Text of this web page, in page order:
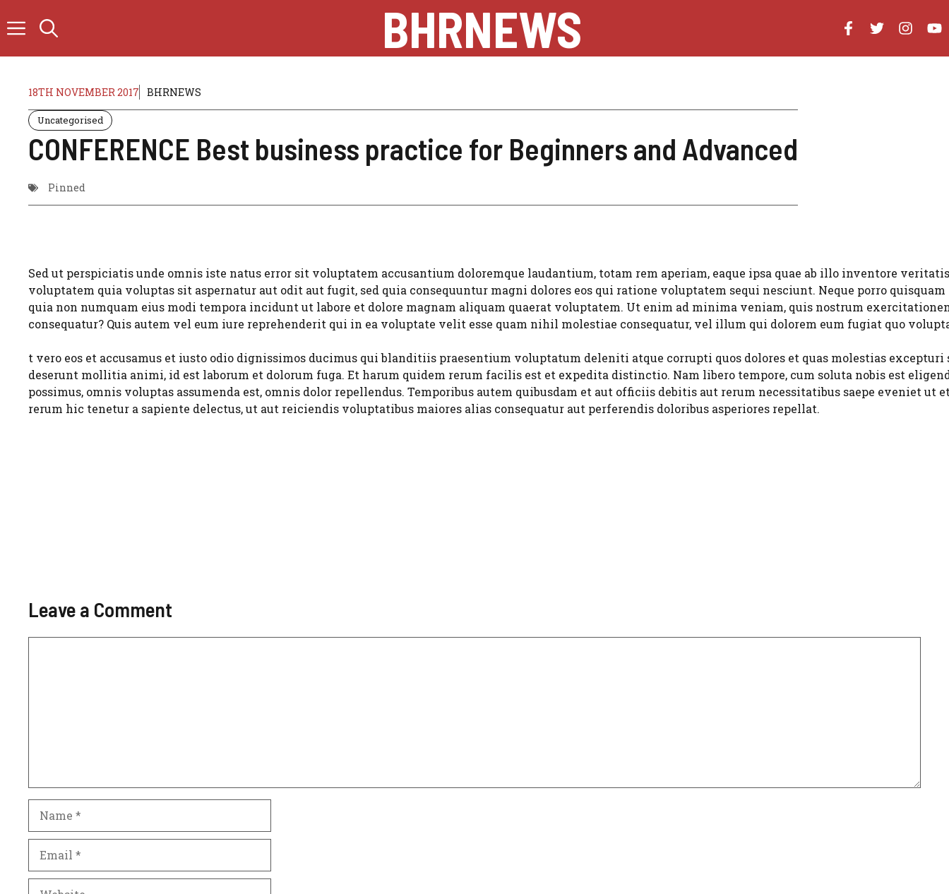
to
BHRNEWS
18TH NOVEMBER 2017 BHRNEWS
Uncategorised
CONFERENCE Best business practice for Beginners and Advanced
Pinned
Sed ut perspiciatis unde omnis iste natus error sit voluptatem accusantium doloremque laudantium, totam rem aperiam, eaque ipsa quae ab illo inventore
voluptatem quia voluptas sit aspernatur aut odit aut fugit, sed quia consequuntur magni dolores eos qui ratione voluptatem sequi nesciunt. Neque porro
quia non numquam eius modi tempora incidunt ut labore et dolore magnam aliquam quaerat voluptatem. Ut enim ad minima veniam, quis nostrum
consequatur? Quis autem vel eum iure reprehenderit qui in ea voluptate velit esse quam nihil molestiae consequatur, vel illum qui dolorem eum fugiat quo
t vero eos et accusamus et iusto odio dignissimos ducimus qui blanditiis praesentium voluptatum deleniti atque corrupti quos dolores et quas molestias
deserunt mollitia animi, id est laborum et dolorum fuga. Et harum quidem rerum facilis est et expedita distinctio. Nam libero tempore, cum soluta nobis est
possimus, omnis voluptas assumenda est, omnis dolor repellendus. Temporibus autem quibusdam et aut officiis debitis aut rerum necessitatibus saepe eveniet
rerum hic tenetur a sapiente delectus, ut aut reiciendis voluptatibus maiores alias consequatur aut perferendis doloribus asperiores repellat.
Leave a Comment